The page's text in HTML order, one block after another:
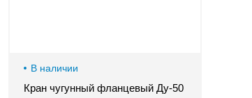
В наличии
Кран чугунный фланцевый Ду-50